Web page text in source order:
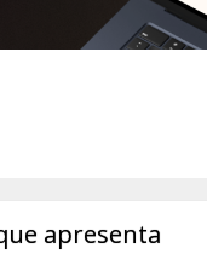
apresenta